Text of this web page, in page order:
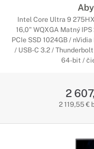
Intel Core Ultra 9
16,0" WQXGA Matný
PCIe SSD 1024GB /
/ USB-C 3.2 /
64-bit /
2
2 119,55 €